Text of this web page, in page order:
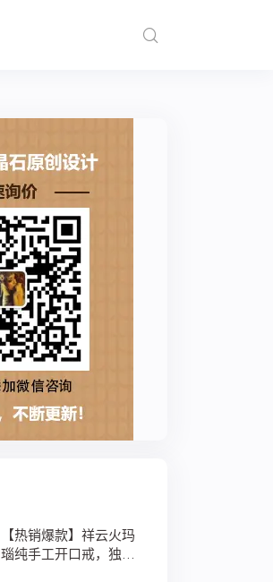
【热销爆款】祥云火玛
瑙纯手工开口戒，独特